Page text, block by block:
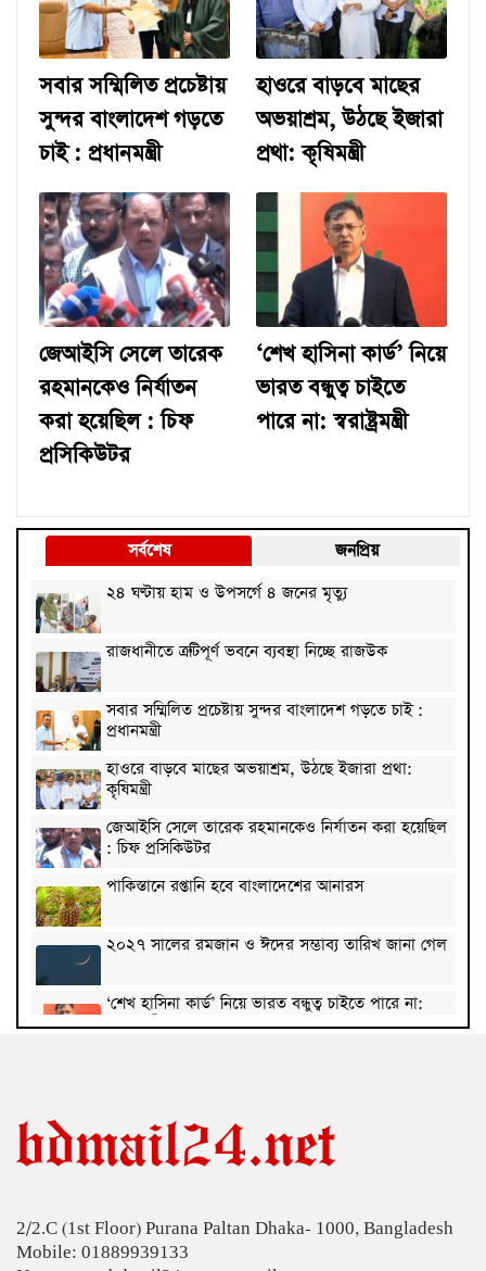
সবার সম্মিলিত প্রচেষ্টায়
সুন্দর বাংলাদেশ গড়তে
চাই : প্রধানমন্ত্রী
হাওরে বাড়বে মাছের
অভয়াশ্রম, উঠছে ইজারা
প্রথা: কৃষিমন্ত্রী
জেআইসি সেলে তারেক
রহমানকেও নির্যাতন
করা হয়েছিল : চিফ
প্রসিকিউটর
‘শেখ হাসিনা কার্ড’ নিয়ে
ভারত বন্ধুত্ব চাইতে
পারে না: স্বরাষ্ট্রমন্ত্রী
সর্বশেষ
জনপ্রিয়
২৪ ঘণ্টায় হাম ও উপসর্গে ৪ জনের মৃত্যু
রাজধানীতে ত্রুটিপূর্ণ ভবনে ব্যবস্থা নিচ্ছে রাজউক
সবার সম্মিলিত প্রচেষ্টায় সুন্দর বাংলাদেশ গড়তে চাই :
প্রধানমন্ত্রী
হাওরে বাড়বে মাছের অভয়াশ্রম, উঠছে ইজারা প্রথা:
কৃষিমন্ত্রী
জেআইসি সেলে তারেক রহমানকেও নির্যাতন করা হয়েছিল
: চিফ প্রসিকিউটর
পাকিস্তানে রপ্তানি হবে বাংলাদেশের আনারস
২০২৭ সালের রমজান ও ঈদের সম্ভাব্য তারিখ জানা গেল
‘শেখ হাসিনা কার্ড’ নিয়ে ভারত বন্ধুত্ব চাইতে পারে না:
স্বরাষ্ট্রমন্ত্রী
প্রকল্পের ধীর বাস্তবায়নই অর্থনৈতিক অগ্রগতির বাধা: অর্থ
উপদেষ্টা
চিকিৎসকদের পেশাগত দায়িত্বে রাজনীতি যেন বাধা না
হয়: প্রধানমন্ত্রী
2/2.C (1st Floor) Purana Paltan Dhaka- 1000, Bangladesh
Mobile: 01889939133